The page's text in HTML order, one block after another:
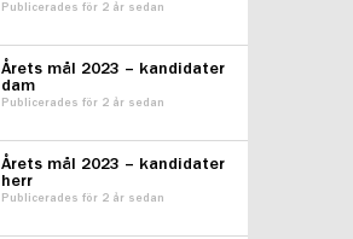
Publicerades för 2 år sedan
Årets mål 2023 – kandidater
dam
Publicerades för 2 år sedan
Årets mål 2023 – kandidater
herr
Publicerades för 2 år sedan